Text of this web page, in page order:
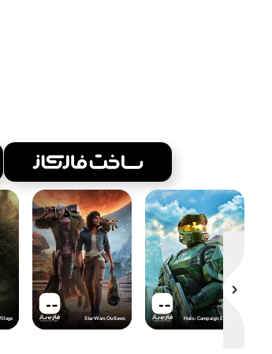
Halo: Campaign Evolved
FARSISAZ.COM
Star Wars Outlaws
FARSISAZ.COM